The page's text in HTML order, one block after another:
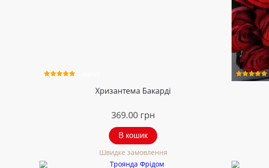
Хризантема Бакарді
369.00 грн
В кошик
Швидке замовлення